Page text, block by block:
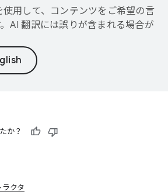
用して、コンテンツをご希望の言
AI 翻訳には誤りが含まれる場合が
か？
クタ